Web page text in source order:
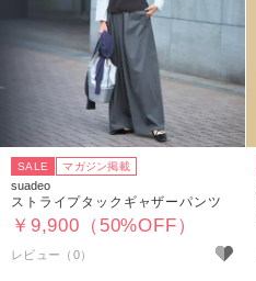
SALE マガジン掲載
suadeo
ストライプタックギャザーパンツ
￥9,900（50%OFF）